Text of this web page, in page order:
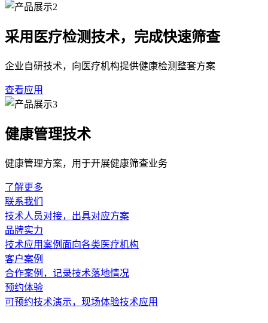
采用医疗检测技术，完成快速筛查
企业自研技术，向医疗机构提供健康检测整套方案
查看应用
健康管理技术
健康管理方案，用于开展健康筛查业务
了解更多
联系我们
技术人员对接，出具对应方案
品牌实力
技术应用案例面向各类医疗机构
客户案例
合作案例，记录技术落地情况
预约体验
可预约技术演示，现场体验技术应用